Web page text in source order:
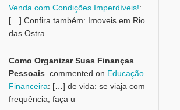
Venda com Condições Imperdíveis!:
[…] Confira também: Imoveis em Rio
das Ostra
Como Organizar Suas Finanças
Pessoais commented on Educação
Financeira: […] de vida: se viaja com
frequência, faça u